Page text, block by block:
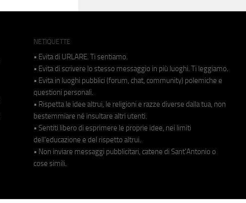
NETIQUETTE
• Evita di URLARE. Ti sentiamo.
• Evita di scrivere lo stesso messaggio in più luoghi. Ti leggiamo.
• Evita in luoghi pubblici (forum, chat, community) polemiche e
questioni personali.
• Rispetta le idee altrui, le religioni e razze diverse dalla tua, non
bestemmiare né insultare altri utenti.
• Sentiti libero di esprimere le proprie idee, nei limiti
dell'educazione e del rispetto altrui.
• Non inviare messaggi pubblicitari, catene di Sant'Antonio o
cose simili.